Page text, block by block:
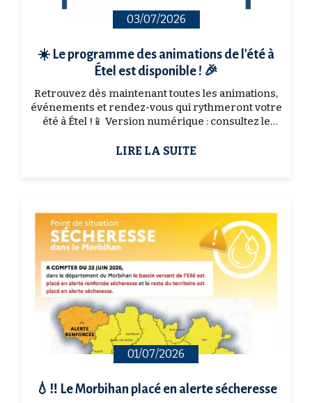
03/07/2026
☀️ Le programme des animations de l'été à
Étel est disponible ! 🎉
Retrouvez dès maintenant toutes les animations,
événements et rendez-vous qui rythmeront votre
été à Étel !📱 Version numérique : consultez le
papier :...
LIRE LA SUITE
01/07/2026
💧‼️ Le Morbihan placé en alerte sécheresse